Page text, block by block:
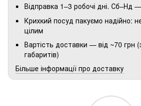
Відправка 1–3 робочі дні. Сб–Нд —
Крихкий посуд пакуємо надійно:
цілим
Вартість доставки — від ~70 грн
габаритів)
Більше інформації про доставку